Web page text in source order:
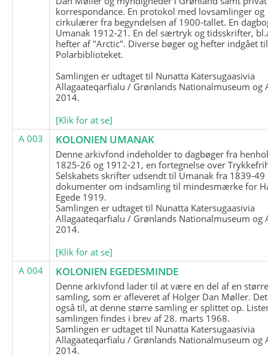
korrespondance. En protokol med lovsamlinger og
cirkulærer fra begyndelsen af 1900-tallet. En
Umanak 1912-21. En del særtryk og tidsskrifter,
hefter af "Arctic". Diverse bøger og hefter indgået til
Polarbiblioteket.
Samlingen er udtaget til Nunatta Katersugaasivia
Allagaateqarfialu / Grønlands Nationalmuseum og
2014.
[Klik for at se]
A 003
KOLONIEN UMANAK
Denne arkivfond indeholder to dagbøger fra
1825-26 og 1912-21, en fortegnelse over
Selskabets skrifter udsendt til Umanak fra 1839-49
dokumenter om indsamling til mindesmærke for
Egede 1919.
Samlingen er udtaget til Nunatta Katersugaasivia
Allagaateqarfialu / Grønlands Nationalmuseum og
2014.
[Klik for at se]
A 004
KOLONIEN EGEDESMINDE
Denne arkivfond lader til at være en del af en
samling, som er afleveret af Holger Dan Møller.
også til, at denne større samling er splittet op.
samlingen findes i brev af 28. marts 1968.
Samlingen er udtaget til Nunatta Katersugaasivia
Allagaateqarfialu / Grønlands Nationalmuseum og
2014.